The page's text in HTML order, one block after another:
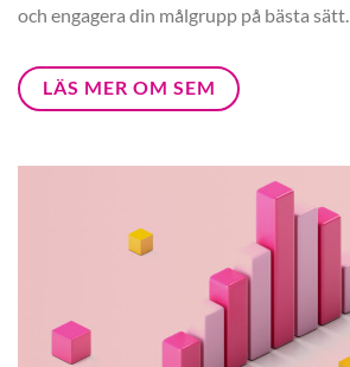
och engagera din målgrupp på bästa sätt.
LÄS MER OM SEM